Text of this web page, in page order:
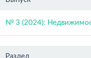
№ 3 (2024):
Раздел